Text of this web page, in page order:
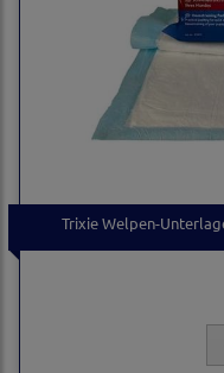
Trixie Welpen-